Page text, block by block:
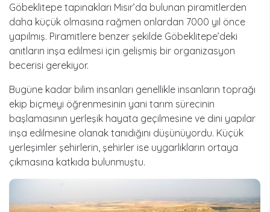
Göbeklitepe tapınakları Mısır’da bulunan piramitlerden
daha küçük olmasına rağmen onlardan 7000 yıl önce
yapılmış. Piramitlere benzer şekilde Göbeklitepe’deki
anıtların inşa edilmesi için gelişmiş bir organizasyon
becerisi gerekiyor.
Bugüne kadar bilim insanları genellikle insanların toprağı
ekip biçmeyi öğrenmesinin yani tarım sürecinin
başlamasının yerleşik hayata geçilmesine ve dini yapılar
inşa edilmesine olanak tanıdığını düşünüyordu. Küçük
yerleşimler şehirlerin, şehirler ise uygarlıkların ortaya
çıkmasına katkıda bulunmuştu.